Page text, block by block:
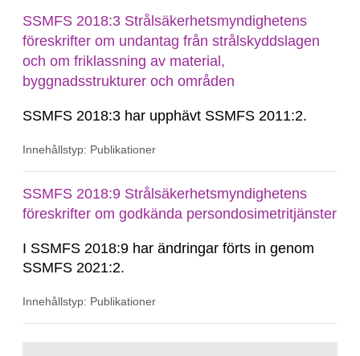
SSMFS 2018:3 Strålsäkerhetsmyndighetens
föreskrifter om undantag från strålskyddslagen
och om friklassning av material,
byggnadsstrukturer och områden
SSMFS 2018:3 har upphävt SSMFS 2011:2.
Innehållstyp: Publikationer
SSMFS 2018:9 Strålsäkerhetsmyndighetens
föreskrifter om godkända persondosimetritjänster
I SSMFS 2018:9 har ändringar förts in genom
SSMFS 2021:2.
Innehållstyp: Publikationer